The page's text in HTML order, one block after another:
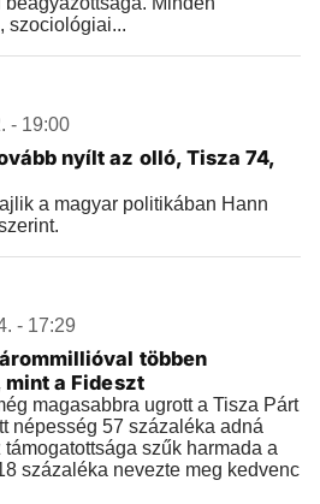
szociológiai...
- 19:00
nyílt az olló, Tisza 74,
a magyar politikában Hann
- 17:29
többen
a Fideszt
magasabbra ugrott a Tisza Párt
népesség 57 százaléka adná
szűk harmada a
százaléka nevezte meg kedvenc